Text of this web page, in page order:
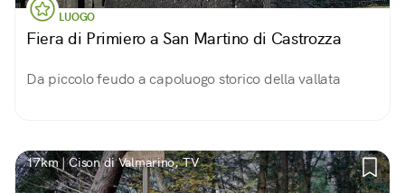
LUOGO
Fiera di Primiero a San Martino di Castrozza
Da piccolo feudo a capoluogo storico della vallata
17km | Cison di Valmarino, TV